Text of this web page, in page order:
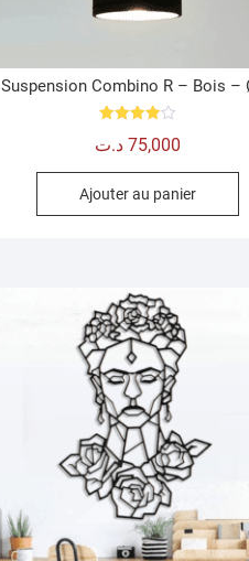
Suspension Combino R – Bois –
4.0075,000 د.ت
Ajouter au panier